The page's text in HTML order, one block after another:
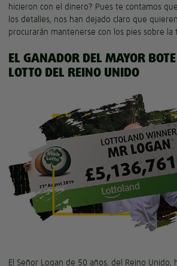
hicieron con el dinero? Pues te contamos
los detalles, nos han dejado claro que
procurarán mantenerse con los pies sobre la
EL GANADOR DEL MAYOR
LOTTO DEL REINO UNIDO
El Señor Logan de 50 años, del Reino Unido,